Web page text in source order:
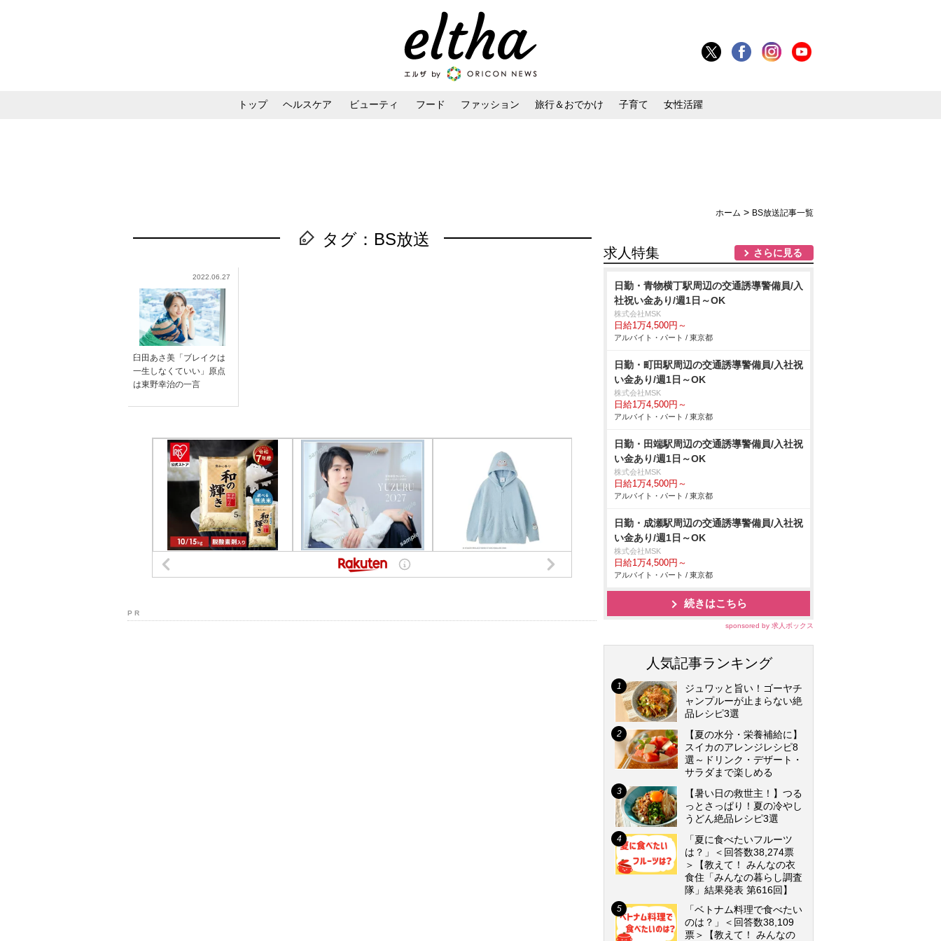
トップ ヘルスケア ビューティ フード ファッション 旅行＆おでかけ 子育て 女性活躍
ホーム > BS放送記事一覧
タグ：BS放送
2022.06.27
臼田あさ美「ブレイクは
一生しなくていい」原点
は東野幸治の一言
P R
求人特集 さらに見る
日勤・青物横丁駅周辺の交通誘導警備員/入
社祝い金あり/週1日～OK
株式会社MSK
日給1万4,500円～
アルバイト・パート / 東京都
日勤・町田駅周辺の交通誘導警備員/入社祝
い金あり/週1日～OK
株式会社MSK
日給1万4,500円～
アルバイト・パート / 東京都
日勤・田端駅周辺の交通誘導警備員/入社祝
い金あり/週1日～OK
株式会社MSK
日給1万4,500円～
アルバイト・パート / 東京都
日勤・成瀬駅周辺の交通誘導警備員/入社祝
い金あり/週1日～OK
株式会社MSK
日給1万4,500円～
アルバイト・パート / 東京都
続きはこちら
sponsored by 求人ボックス
人気記事ランキング
ジュワッと旨い！ゴーヤチ
ャンプルーが止まらない絶
品レシピ3選
【夏の水分・栄養補給に】
スイカのアレンジレシピ8
選～ドリンク・デザート・
サラダまで楽しめる
【暑い日の救世主！】つる
っとさっぱり！夏の冷やし
うどん絶品レシピ3選
「夏に食べたいフルーツ
は？」＜回答数38,274票
＞【教えて！ みんなの衣
食住「みんなの暮らし調査
隊」結果発表 第616回】
「ベトナム料理で食べたい
のは？」＜回答数38,109
票＞【教えて！ みんなの